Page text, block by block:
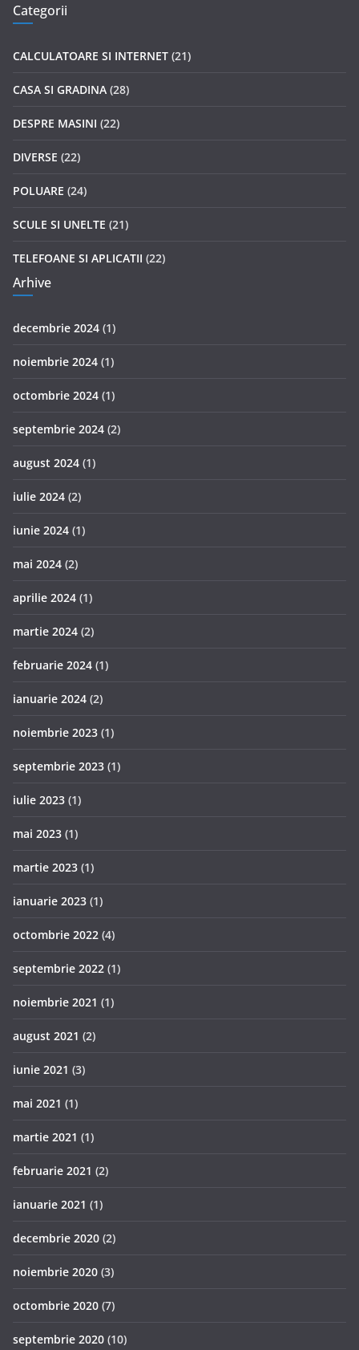
Categorii
CALCULATOARE SI INTERNET (21)
CASA SI GRADINA (28)
DESPRE MASINI (22)
DIVERSE (22)
POLUARE (24)
SCULE SI UNELTE (21)
TELEFOANE SI APLICATII (22)
Arhive
decembrie 2024 (1)
noiembrie 2024 (1)
octombrie 2024 (1)
septembrie 2024 (2)
august 2024 (1)
iulie 2024 (2)
iunie 2024 (1)
mai 2024 (2)
aprilie 2024 (1)
martie 2024 (2)
februarie 2024 (1)
ianuarie 2024 (2)
noiembrie 2023 (1)
septembrie 2023 (1)
iulie 2023 (1)
mai 2023 (1)
martie 2023 (1)
ianuarie 2023 (1)
octombrie 2022 (4)
septembrie 2022 (1)
noiembrie 2021 (1)
august 2021 (2)
iunie 2021 (3)
mai 2021 (1)
martie 2021 (1)
februarie 2021 (2)
ianuarie 2021 (1)
decembrie 2020 (2)
noiembrie 2020 (3)
octombrie 2020 (7)
septembrie 2020 (10)